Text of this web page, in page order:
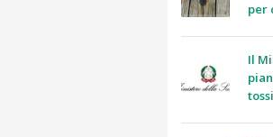
per
Il